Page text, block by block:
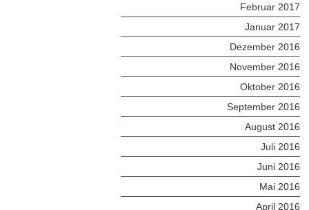
Februar 2017
Januar 2017
Dezember 2016
November 2016
Oktober 2016
September 2016
August 2016
Juli 2016
Juni 2016
Mai 2016
April 2016